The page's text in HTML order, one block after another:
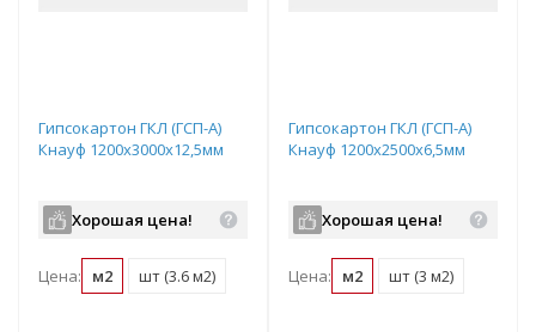
Гипсокартон ГКЛ (ГСП-А)
Кнауф 1200х3000х12,5мм
Хорошая цена!
Цена: м2 шт (3.6 м2)
Гипсокартон ГКЛ (ГСП-А)
Кнауф 1200х2500х6,5мм
Хорошая цена!
Цена: м2 шт (3 м2)